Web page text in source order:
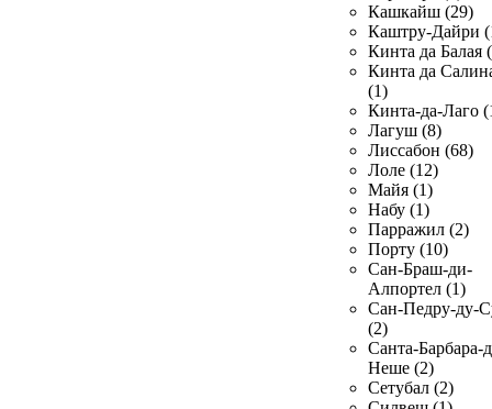
Кашкайш (29)
Каштру-Дайри
Кинта да Балая
Кинта да
(1)
Кинта-да-Лаго
Лагуш (8)
Лиссабон (68)
Лоле (12)
Майя (1)
Набу (1)
Парражил (2)
Порту (10)
Сан-Браш-ди-
Алпортел (1)
Сан-Педру-ду-
(2)
Санта-Барбара-
Неше (2)
Сетубал (2)